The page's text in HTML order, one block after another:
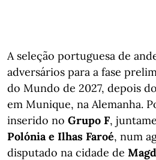
A seleção portuguesa de
adversários para a fase
do Mundo de 2027, depois
em Munique, na Alemanha.
inserido no Grupo F,
Polónia e Ilhas Faroé, num
disputado na cidade de